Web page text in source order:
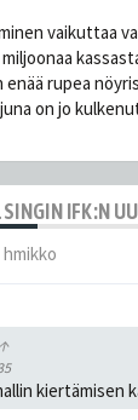
vaikuttaa
rupea
on jo
IFK:N
hmikko
↑
kiertämisen